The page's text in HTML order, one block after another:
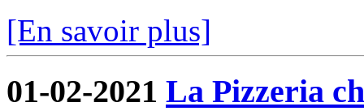
[En savoir plus]
01-02-2021 La Pizzeria